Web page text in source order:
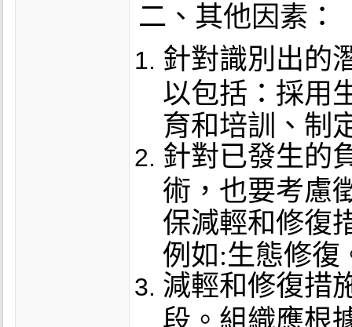
二、其他因素：
針對識別出的
以包括：採用
育和培訓、制
針對已發生的
術，也要考慮
保減輕和修復
例如:生態修復
減輕和修復措
段。組織應根